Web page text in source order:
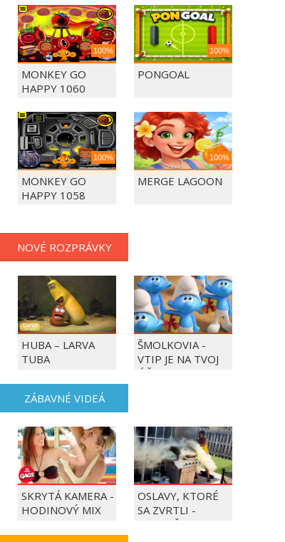
100%
MONKEY GO
HAPPY 1060
100%
PONGOAL
100%
MONKEY GO
HAPPY 1058
100%
MERGE LAGOON
NOVÉ ROZPRÁVKY
HUBA – LARVA
TUBA
ŠMOLKOVIA -
VTIP JE NA TVOJ
ÚČET
ZÁBAVNÉ VIDEÁ
SKRYTÁ KAMERA -
HODINOVÝ MIX
OSLAVY, KTORÉ
SA ZVRTLI -
NAJLEPŠIE